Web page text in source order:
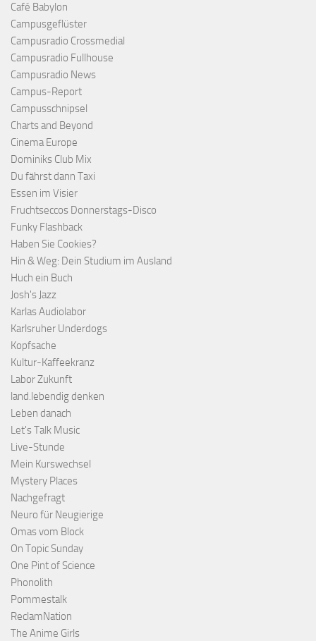
Café Babylon
Campusgeflüster
Campusradio Crossmedial
Campusradio Fullhouse
Campusradio News
Campus-Report
Campusschnipsel
Charts and Beyond
Cinema Europe
Dominiks Club Mix
Du fährst dann Taxi
Essen im Visier
Fruchtseccos Donnerstags-Disco
Funky Flashback
Haben Sie Cookies?
Hin & Weg: Dein Studium im Ausland
Huch ein Buch
Josh's Jazz
Karlas Audiolabor
Karlsruher Underdogs
Kopfsache
Kultur-Kaffeekranz
Labor Zukunft
land.lebendig denken
Leben danach
Let's Talk Music
Live-Stunde
Mein Kurswechsel
Mystery Places
Nachgefragt
Neuro für Neugierige
Omas vom Block
On Topic Sunday
One Pint of Science
Phonolith
Pommestalk
ReclamNation
The Anime Girls